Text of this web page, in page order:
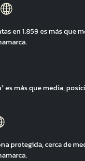
en 1.859 es más
es más que media,
protegida, cerca de